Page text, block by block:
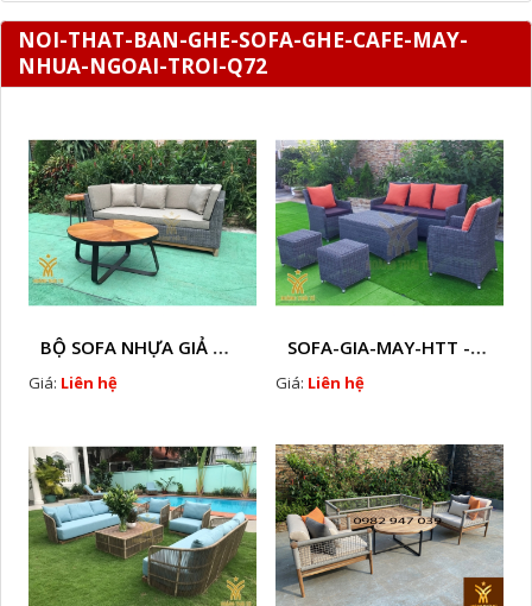
NOI-THAT-BAN-GHE-SOFA-GHE-CAFE-MAY-
NHUA-NGOAI-TROI-Q72
BỘ SOFA NHỰA GIẢ MÂY HTT - S86
Giá: Liên hệ
SOFA-GIA-MAY-HTT - S61 COPY
Giá: Liên hệ